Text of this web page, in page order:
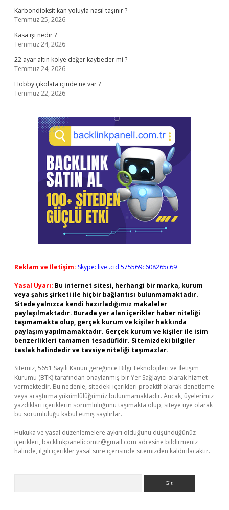
Karbondioksit kan yoluyla nasıl taşınır ?
Temmuz 25, 2026
Kasa işi nedir ?
Temmuz 24, 2026
22 ayar altın kolye değer kaybeder mi ?
Temmuz 24, 2026
Hobby çikolata içinde ne var ?
Temmuz 22, 2026
Reklam ve İletişim: Skype: live:.cid.575569c608265c69
Yasal Uyarı: Bu internet sitesi, herhangi bir marka, kurum
veya şahıs şirketi ile hiçbir bağlantısı bulunmamaktadır.
Sitede yalnızca kendi hazırladığımız makaleler
paylaşılmaktadır. Burada yer alan içerikler haber niteliği
taşımamakta olup, gerçek kurum ve kişiler hakkında
paylaşım yapılmamaktadır. Gerçek kurum ve kişiler ile isim
benzerlikleri tamamen tesadüfidir. Sitemizdeki bilgiler
taslak halindedir ve tavsiye niteliği taşımazlar.
Sitemiz, 5651 Sayılı Kanun gereğince Bilgi Teknolojileri ve İletişim
Kurumu (BTK) tarafından onaylanmış bir Yer Sağlayıcı olarak hizmet
vermektedir. Bu nedenle, sitedeki içerikleri proaktif olarak denetleme
veya araştırma yükümlülüğümüz bulunmamaktadır. Ancak, üyelerimiz
yazdıkları içeriklerin sorumluluğunu taşımakta olup, siteye üye olarak
bu sorumluluğu kabul etmiş sayılırlar.
Hukuka ve yasal düzenlemelere aykırı olduğunu düşündüğünüz
içerikleri, backlinkpanelicomtr@gmail.com adresine bildirmeniz
halinde, ilgili içerikler yasal süre içerisinde sitemizden kaldırılacaktır.